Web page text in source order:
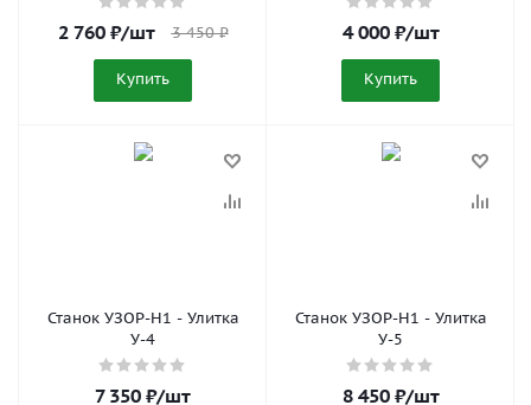
2 760₽/шт 3 450₽
Купить
4 000₽/шт
Купить
Станок УЗОР-Н1 - Улитка
У-4
7 350 ₽/шт
Станок УЗОР-Н1 - Улитка
У-5
8 450₽/шт